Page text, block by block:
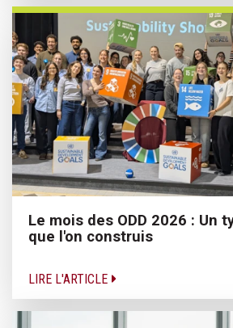
Le mois des ODD 2026 : Un
que l'on construis
LIRE L'ARTICLE